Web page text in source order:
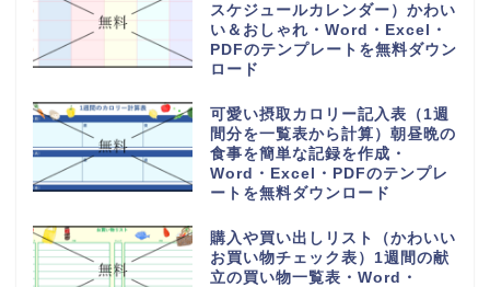
スケジュールカレンダー）かわい
い＆おしゃれ・Word・Excel・
PDFのテンプレートを無料ダウン
ロード
可愛い摂取カロリー記入表（1週
間分を一覧表から計算）朝昼晩の
食事を簡単な記録を作成・
Word・Excel・PDFのテンプレ
ートを無料ダウンロード
購入や買い出しリスト（かわいい
お買い物チェック表）1週間の献
立の買い物一覧表・Word・